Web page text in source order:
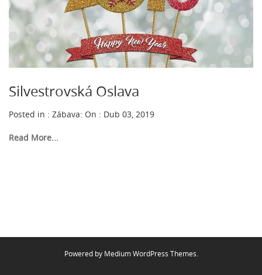
Silvestrovská Oslava
Posted in : Zábava: On : Dub 03, 2019
Read More...
Powered by Medium WordPress Themes